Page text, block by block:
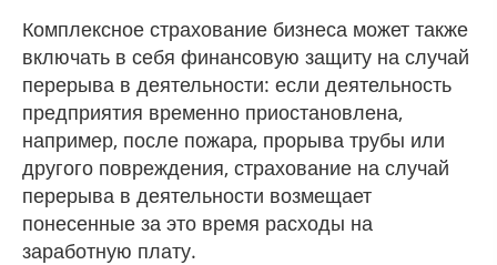
Комплексное страхование бизнеса может также
включать в себя финансовую защиту на случай
перерыва в деятельности: если деятельность
предприятия временно приостановлена,
например, после пожара, прорыва трубы или
другого повреждения, страхование на случай
перерыва в деятельности возмещает
понесенные за это время расходы на
заработную плату.